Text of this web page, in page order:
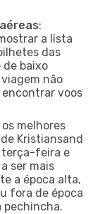
:
a lista
das
de baixo
não
voos
os melhores
de Kristiansand
terça-feira e
ser mais
a época alta,
fora de época
pechincha.